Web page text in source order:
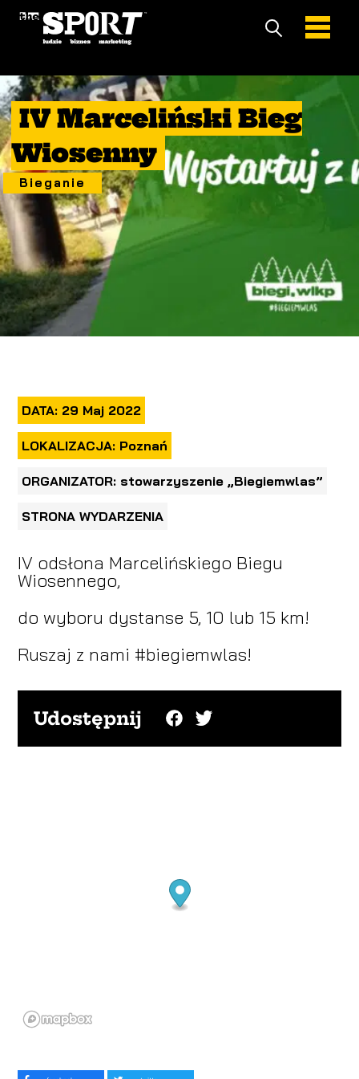
IV Marceliński Bieg
Wiosenny
Bieganie
DATA: 29 Maj 2022
LOKALIZACJA: Poznań
ORGANIZATOR: stowarzyszenie „Biegiemwlas”
STRONA WYDARZENIA
IV odsłona Marcelińskiego Biegu
Wiosennego,
do wyboru dystanse 5, 10 lub 15 km!
Ruszaj z nami #biegiemwlas!
Udostępnij